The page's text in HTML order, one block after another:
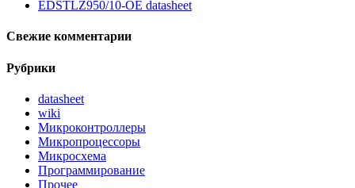
EDSTLZ950/10-OE datasheet
Свежие комментарии
Рубрики
datasheet
wiki
Микроконтроллеры
Микропроцессоры
Микросхема
Программирование
Прочее